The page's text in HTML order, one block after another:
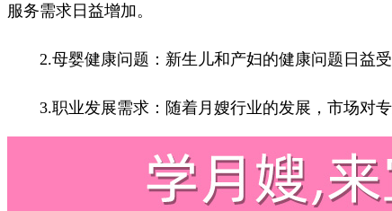
服务需求日益增加。
2.母婴健康问题：新生儿和产妇的健康问题日益受
3.职业发展需求：随着月嫂行业的发展，市场对专